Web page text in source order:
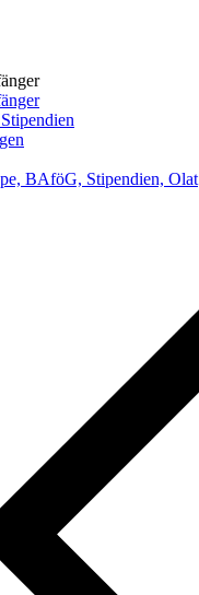
BAföG, Stipendien, Olat